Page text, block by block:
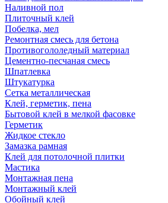
Наливной пол
Плиточный клей
Побелка, мел
Ремонтная смесь для бетона
Противогололедный материал
Цементно-песчаная смесь
Шпатлевка
Штукатурка
Сетка металлическая
Клей, герметик, пена
Бытовой клей в мелкой фасовке
Герметик
Жидкое стекло
Замазка рамная
Клей для потолочной плитки
Мастика
Монтажная пена
Монтажный клей
Обойный клей